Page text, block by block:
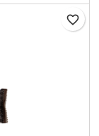
favorite_border